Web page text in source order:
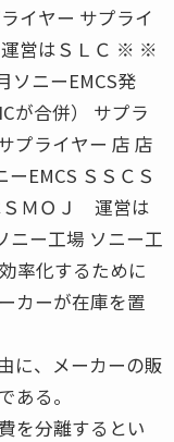
イヤー サプライ
営はＳＬＣ ※ ※
ソニーEMCS発
が合併） サプラ
プライヤー 店 店
EMCS ＳＳＣＳ
ＳＭＯＪ 運営は
ー工場 ソニー工
率化するために
カーが在庫を置
に、メーカーの販
ある。
を分離するとい